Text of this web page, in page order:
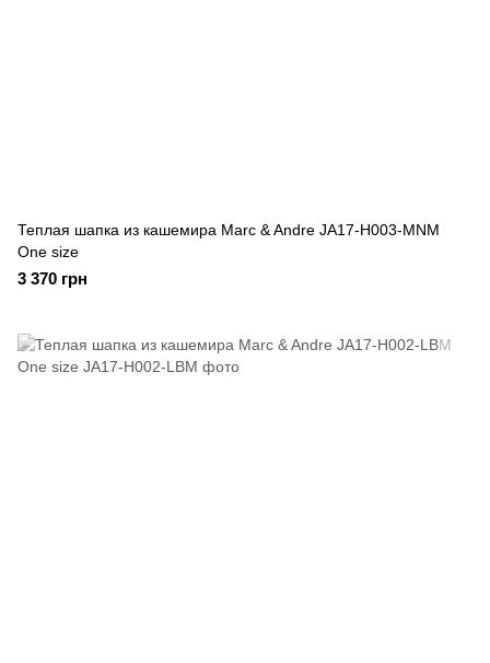
Теплая шапка из кашемира Marc & Andre JA17-H003-MNM
One size
3 370 грн